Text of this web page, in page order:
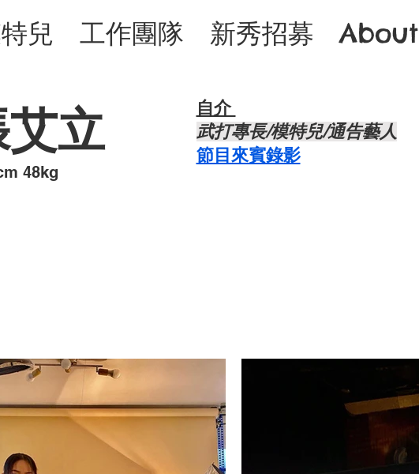
兒 工作團隊 新秀招募 About
立
48kg
自介 ​
武打專長/模特兒/通告藝人
節目來賓錄影